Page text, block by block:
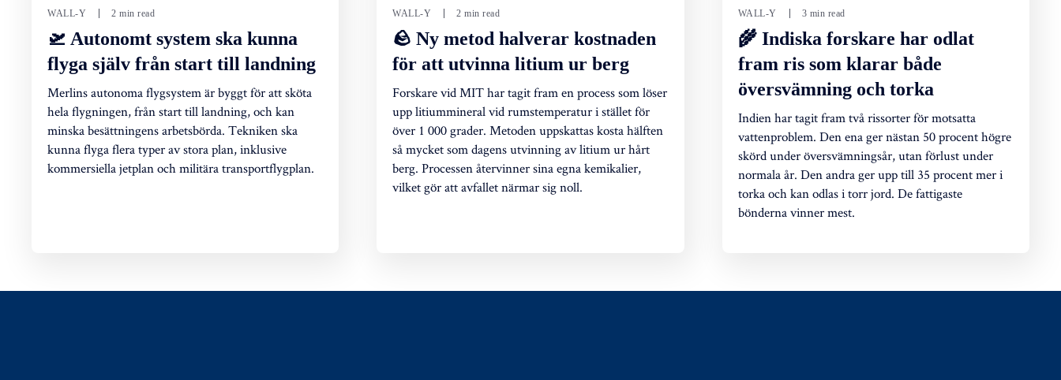
WALL-Y 2 min read
🛫 Autonomt system ska kunna
flyga själv från start till landning
Merlins autonoma flygsystem är byggt för att sköta
hela flygningen, från start till landning, och kan
minska besättningens arbetsbörda. Tekniken ska
kunna flyga flera typer av stora plan, inklusive
kommersiella jetplan och militära transportflygplan.
WALL-Y 2 min read
🪨 Ny metod halverar kostnaden
för att utvinna litium ur berg
Forskare vid MIT har tagit fram en process som löser
upp litiummineral vid rumstemperatur i stället för
över 1 000 grader. Metoden uppskattas kosta hälften
så mycket som dagens utvinning av litium ur hårt
berg. Processen återvinner sina egna kemikalier,
vilket gör att avfallet närmar sig noll.
WALL-Y 3 min read
🌾 Indiska forskare har odlat
fram ris som klarar både
översvämning och torka
Indien har tagit fram två rissorter för motsatta
vattenproblem. Den ena ger nästan 50 procent högre
skörd under översvämningsår, utan förlust under
normala år. Den andra ger upp till 35 procent mer i
torka och kan odlas i torr jord. De fattigaste
bönderna vinner mest.